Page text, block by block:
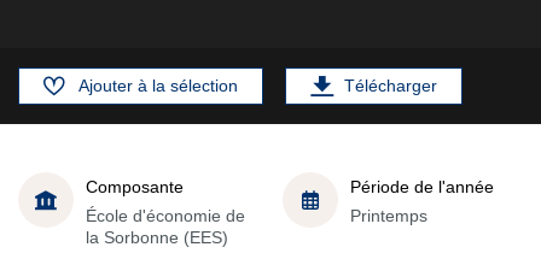
Ajouter à la sélection Télécharger
Composante
École d'économie de
la Sorbonne (EES)
Période de l'année
Printemps